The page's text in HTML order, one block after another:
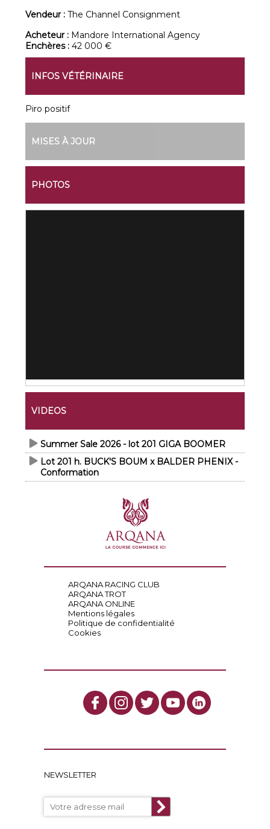
Vendeur :The Channel Consignment
Acheteur : Mandore International Agency
Enchères :42 000 €
INFOS VÉTÉRINAIRE
Piro positif
MISES À JOUR
PHOTOS
VIDEOS
Summer Sale 2026 - lot 201 GIGA BOOMER
Lot 201 h. BUCK'S BOUM x BALDER PHENIX -
Conformation
ARQANA RACING CLUB
ARQANA TROT
ARQANA ONLINE
Mentions légales
Politique de confidentialité
Cookies
NEWSLETTER